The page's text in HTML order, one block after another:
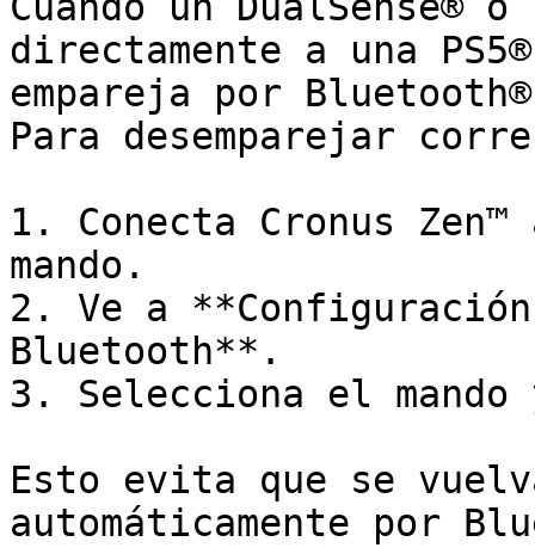
directamente a una
empareja por
Para desemparejar
1. Conecta Cronus
mando.
2. Ve a
Bluetooth**.
3. Selecciona el
Esto evita que se
automáticamente por